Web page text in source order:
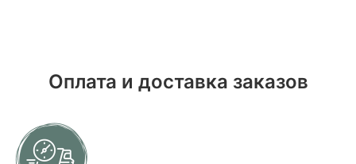
Оплата и доставка заказов